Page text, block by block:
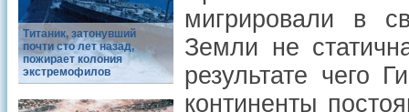
Титаник, затонувший
почти сто лет назад,
пожирает колония
экстремофилов
мигрировали в
Земли не
результате чего
континенты